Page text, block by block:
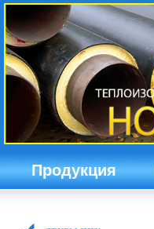
Продукция